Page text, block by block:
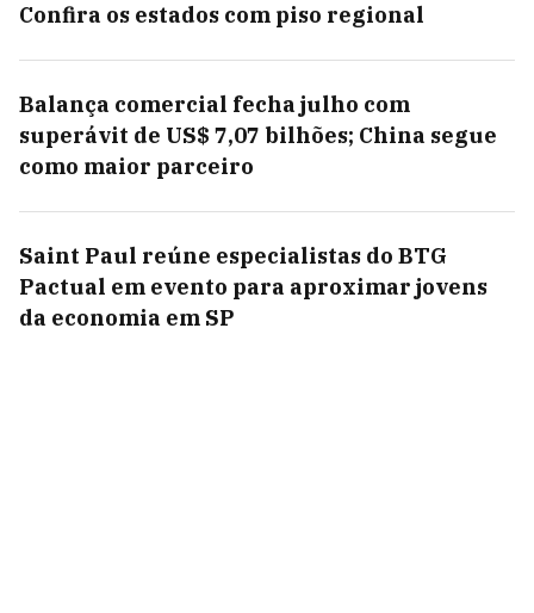
Confira os estados com piso regional
Balança comercial fecha julho com
superávit de US$ 7,07 bilhões; China segue
como maior parceiro
Saint Paul reúne especialistas do BTG
Pactual em evento para aproximar jovens
da economia em SP